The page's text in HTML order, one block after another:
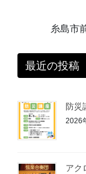
糸島市
最近の投稿
防災
2026
ア